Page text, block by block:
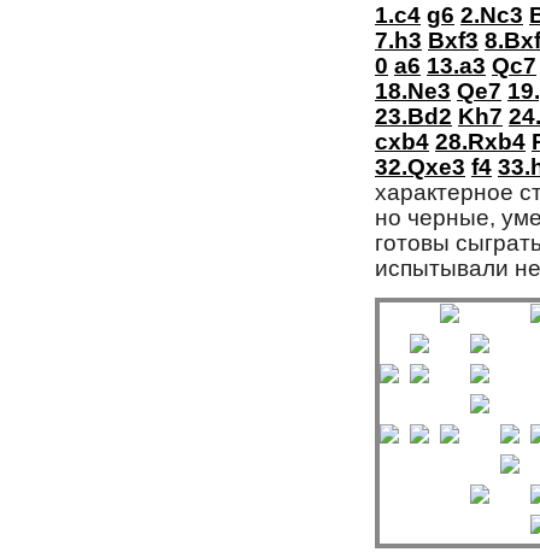
1.c4 g6 2.Nc3
7.h3 Bxf3
0 a6 13.a3 Qc7
18.Ne3 Qe7
23.Bd2 Kh7
cxb4 28.Rxb4
32.Qxe3 f4
характерное
но черные,
готовы
испытывали